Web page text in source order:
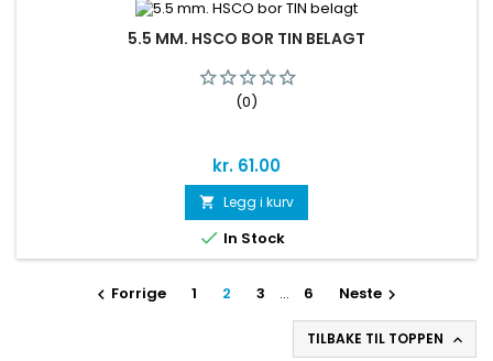
5.5 MM. HSCO BOR TIN BELAGT
(0)
Pris
kr. 61.00
 Legg i kurv
 In Stock
 Forrige 1 2 3 … 6 Neste 
TILBAKE TIL TOPPEN 